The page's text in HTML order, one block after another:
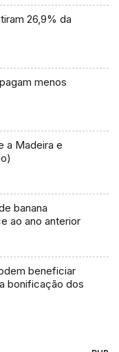
26,9% da
menos
a Madeira e
banana
ao ano anterior
beneficiar
bonificação dos